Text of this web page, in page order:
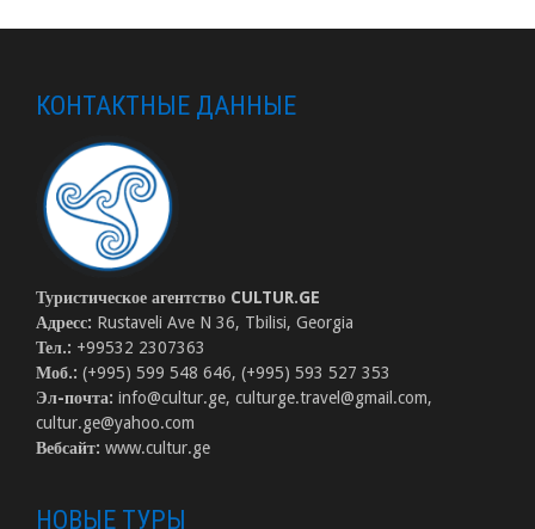
КОНТАКТНЫЕ ДАННЫЕ
Туристическое агентство CULTUR.GE
Адресс: Rustaveli Ave N 36, Tbilisi, Georgia
Тел.: +99532 2307363
Моб.: (+995) 599 548 646, (+995) 593 527 353
Эл-почта: info@cultur.ge, culturge.travel@gmail.com,
cultur.ge@yahoo.com
Вебсайт: www.cultur.ge
НОВЫЕ ТУРЫ